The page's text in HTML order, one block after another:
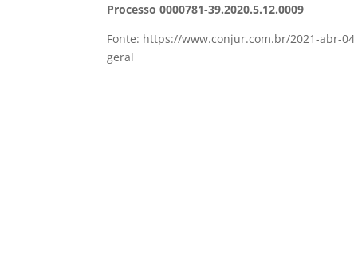
Processo 0000781-39.2020.5.12.0009
Fonte: https://www.conjur.com.br/2021-abr-
geral